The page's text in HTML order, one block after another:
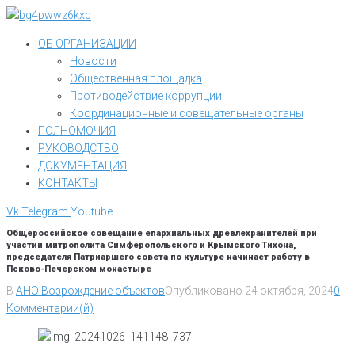
Перейти
контентуОБ ОРГАНИЗАЦИИ
Новости
Общественная площадка
Противодействие коррупции
Координационные и совещательные органы
ПОЛНОМОЧИЯ
РУКОВОДСТВО
ДОКУМЕНТАЦИЯ
КОНТАКТЫ
VkTelegram Youtube
Общероссийское совещание епархиальных древлехранителей при
участии митрополита Симферопольского и Крымского Тихона,
председателя Патриаршего совета по культуре начинает работу в
Псково-Печерском монастыре
В АНО Возрождение объектовОпубликовано 24 октября, 20240
Комментарии(й)